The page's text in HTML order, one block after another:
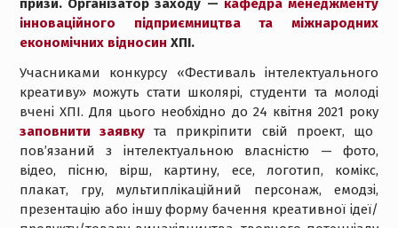
призи. Організатор заходу — кафедра менеджменту
інноваційного підприємництва та міжнародних
економічних відносин ХПІ.
Учасниками конкурсу «Фестиваль інтелектуального
креативу» можуть стати школярі, студенти та молоді
вчені ХПІ. Для цього необхідно до 24 квітня 2021 року
заповнити заявкута прикріпити свій проект, що
пов’язаний з інтелектуальною власністю — фото,
відео, пісню, вірш, картину, есе, логотип, комікс,
плакат, гру, мультиплікаційний персонаж, емодзі,
презентацію або іншу форму бачення креативної ідеї/